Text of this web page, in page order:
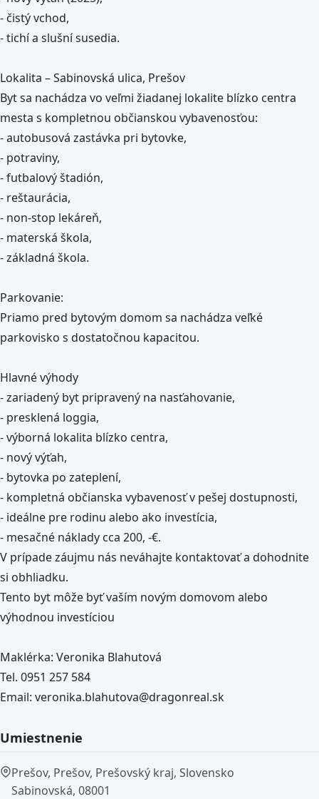
- čistý vchod,
- tichí a slušní susedia.
Lokalita – Sabinovská ulica, Prešov
Byt sa nachádza vo veľmi žiadanej lokalite blízko centra
mesta s kompletnou občianskou vybavenosťou:
- autobusová zastávka pri bytovke,
- potraviny,
- futbalový štadión,
- reštaurácia,
- non-stop lekáreň,
- materská škola,
- základná škola.
Parkovanie:
Priamo pred bytovým domom sa nachádza veľké
parkovisko s dostatočnou kapacitou.
Hlavné výhody
- zariadený byt pripravený na nasťahovanie,
- presklená loggia,
- výborná lokalita blízko centra,
- nový výťah,
- bytovka po zateplení,
- kompletná občianska vybavenosť v pešej dostupnosti,
- ideálne pre rodinu alebo ako investícia,
- mesačné náklady cca 200, -€.
V prípade záujmu nás neváhajte kontaktovať a dohodnite
si obhliadku.
Tento byt môže byť vaším novým domovom alebo
výhodnou investíciou
Maklérka: Veronika Blahutová
Tel. 0951 257 584
Email: veronika.blahutova@dragonreal.sk
Umiestnenie
Prešov, Prešov, Prešovský kraj, Slovensko
Sabinovská, 08001